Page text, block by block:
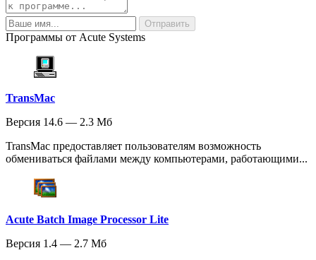
Программы от Acute Systems
TransMac
Версия 14.6 — 2.3 Мб
TransMac предоставляет пользователям возможность
обмениваться файлами между компьютерами, работающими...
Acute Batch Image Processor Lite
Версия 1.4 — 2.7 Мб